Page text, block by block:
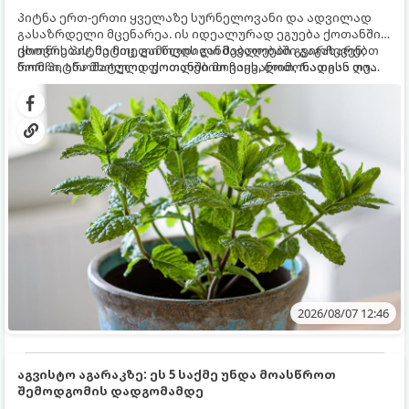
პიტნა ერთ-ერთი ყველაზე სურნელოვანი და ადვილად
გასაზრდელი მცენარეა. ის იდეალურად ეგუება ქოთანში
ცხოვრებას, მეტიც, გამოცდილი მებაღეები გვირჩევენ,
რომ პიტნა მხოლოდ ქოთანში მოვიყვანოთ, რადგან ღია
გრუნტში (ბაღში) დარგვისას ის ფესვებით ძალიან
სწრაფად ვრცელდება და სხვა მცენარეებს ავიწროებს.
ქოთნის პიტნა მთელი წლის განმავლობაში გაგახარებთ
ნორჩი, არომატული ფოთლებით ჩაის, ლიმონათისა თუ
კერძებისთვის.
2026/08/07 12:46
აგვისტო აგარაკზე: ეს 5 საქმე უნდა მოასწროთ
შემოდგომის დადგომამდე